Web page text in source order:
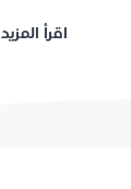
اقرأ المزيد